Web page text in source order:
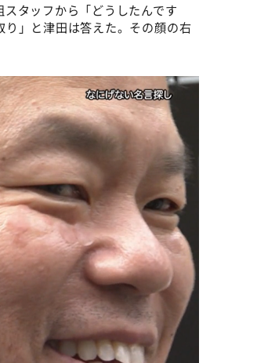
タッフから「どうしたんです
」と津田は答えた。その顔の右